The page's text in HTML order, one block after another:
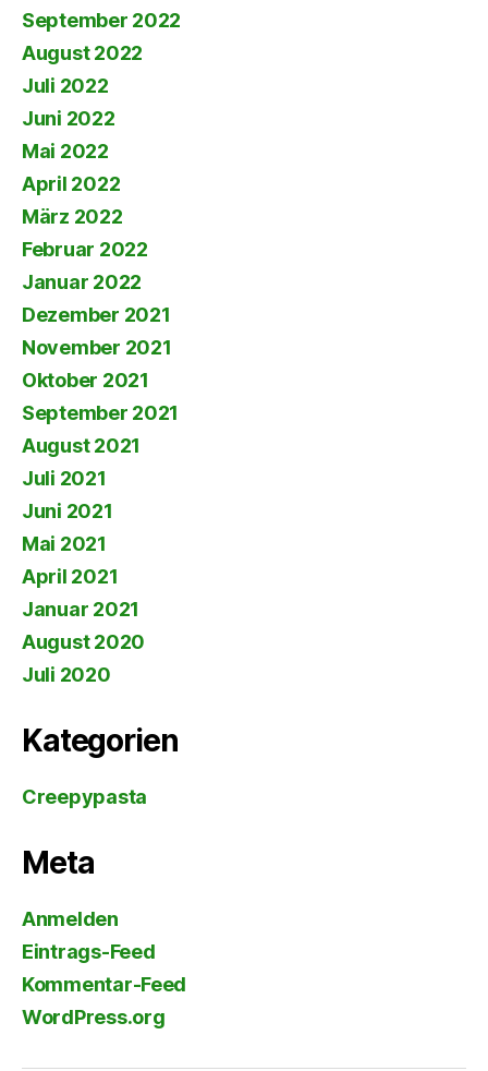
September 2022
August 2022
Juli 2022
Juni 2022
Mai 2022
April 2022
März 2022
Februar 2022
Januar 2022
Dezember 2021
November 2021
Oktober 2021
September 2021
August 2021
Juli 2021
Juni 2021
Mai 2021
April 2021
Januar 2021
August 2020
Juli 2020
Kategorien
Creepypasta
Meta
Anmelden
Eintrags-Feed
Kommentar-Feed
WordPress.org